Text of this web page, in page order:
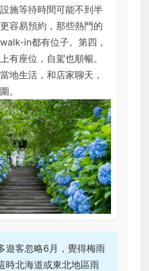
施等待時間可能不到半
容易預約，那些熱門的
in都有位子。第四，
有座位，自駕也順暢。
地生活，和店家聊天，
。
遊客忽略6月，覺得梅雨
時北海道或東北地區雨